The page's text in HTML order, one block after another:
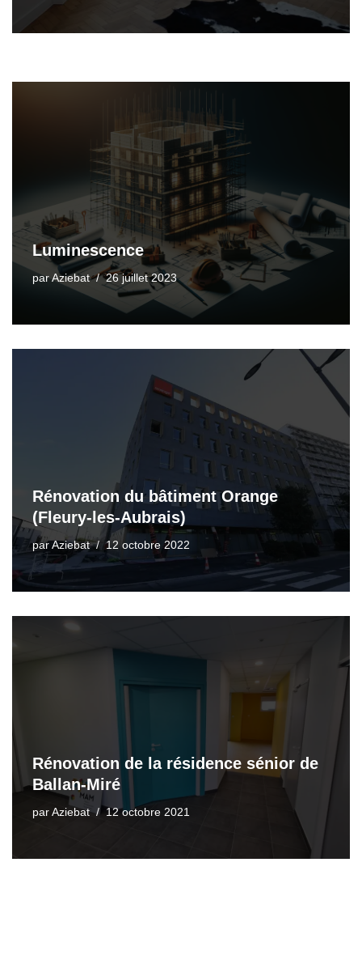
Luminescence
parAziebat 26 juillet 2023
Rénovation du bâtiment Orange
(Fleury-les-Aubrais)
par Aziebat 12 octobre 2022
Rénovation de la résidence sénior de
Ballan-Miré
par Aziebat 12 octobre 2021